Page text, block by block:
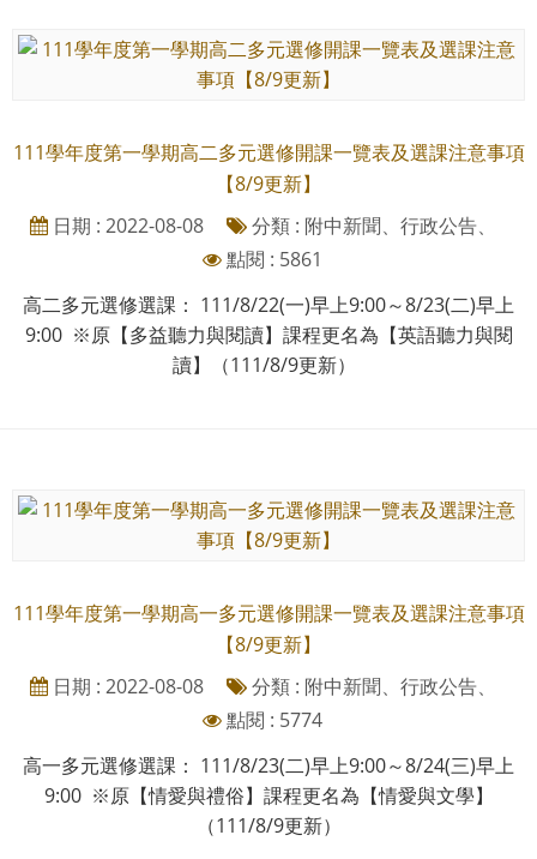
111學年度第一學期高二多元選修開課一覽表及選課注意事項
【8/9更新】
日期 : 2022-08-08
分類 : 附中新聞、行政公告、
點閱 : 5861
高二多元選修選課： 111/8/22(一)早上9:00～8/23(二)早上
9:00 ※原【多益聽力與閱讀】課程更名為【英語聽力與閱
讀】（111/8/9更新）
111學年度第一學期高一多元選修開課一覽表及選課注意事項
【8/9更新】
日期 : 2022-08-08
分類 : 附中新聞、行政公告、
點閱 : 5774
高一多元選修選課： 111/8/23(二)早上9:00～8/24(三)早上
9:00 ※原【情愛與禮俗】課程更名為【情愛與文學】
（111/8/9更新）